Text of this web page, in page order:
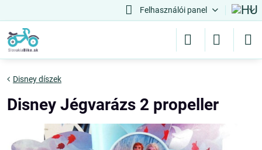
Felhasználói panel
Disney díszek
Disney Jégvarázs 2 propeller